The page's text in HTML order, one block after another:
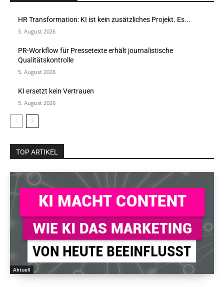
HR Transformation: KI ist kein zusätzliches Projekt. Es...
5. August 2026
PR-Workflow für Pressetexte erhält journalistische
Qualitätskontrolle
5. August 2026
KI ersetzt kein Vertrauen
5. August 2026
TOP ARTIKEL
Aktuell